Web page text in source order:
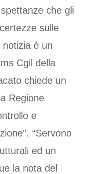
che gli
sulle
è un
Cgil della
chiede un
Regione
e
“Servono
ed un
la nota del